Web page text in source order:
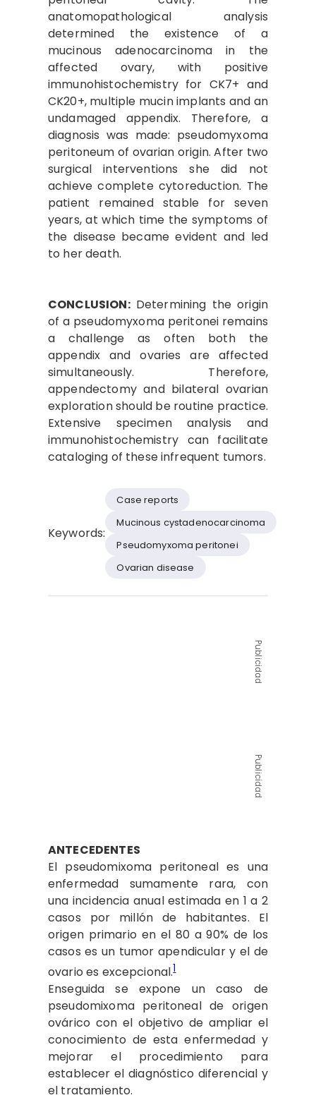
anatomopathological analysis
determined the existence of a
mucinous adenocarcinoma in the
affected ovary, with positive
immunohistochemistry for CK7+ and
CK20+, multiple mucin implants and an
undamaged appendix. Therefore, a
diagnosis was made: pseudomyxoma
peritoneum of ovarian origin. After two
surgical interventions she did not
achieve complete cytoreduction. The
patient remained stable for seven
years, at which time the symptoms of
the disease became evident and led
to her death.
CONCLUSION:Determining the origin
of a pseudomyxoma peritonei remains
a challenge as often both the
appendix and ovaries are affected
simultaneously. Therefore,
appendectomy and bilateral ovarian
exploration should be routine practice.
Extensive specimen analysis and
immunohistochemistry can facilitate
cataloging of these infrequent tumors.
Keywords:
Case reports
Mucinous cystadenocarcinoma
Pseudomyxoma peritonei
Ovarian disease
Publicidad
Publicidad
ANTECEDENTES
El pseudomixoma peritoneal es una
enfermedad sumamente rara, con
una incidencia anual estimada en 1 a 2
casos por millón de habitantes. El
origen primario en el 80 a 90% de los
casos es un tumor apendicular y el de
ovario es excepcional.1
Enseguida se expone un caso de
pseudomixoma peritoneal de origen
ovárico con el objetivo de ampliar el
conocimiento de esta enfermedad y
mejorar el procedimiento para
establecer el diagnóstico diferencial y
el tratamiento.